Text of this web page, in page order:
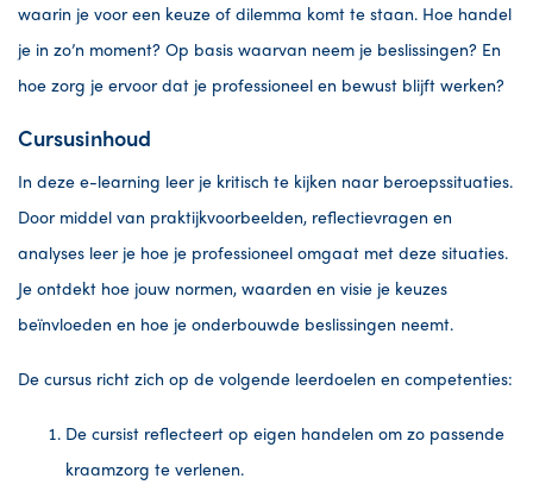
waarin je voor een keuze of dilemma komt te staan. Hoe handel
je in zo’n moment? Op basis waarvan neem je beslissingen? En
hoe zorg je ervoor dat je professioneel en bewust blijft werken?
Cursusinhoud
In deze e-learning leer je kritisch te kijken naar beroepssituaties.
Door middel van praktijkvoorbeelden, reflectievragen en
analyses leer je hoe je professioneel omgaat met deze situaties.
Je ontdekt hoe jouw normen, waarden en visie je keuzes
beïnvloeden en hoe je onderbouwde beslissingen neemt.
De cursus richt zich op de volgende leerdoelen en competenties:
De cursist reflecteert op eigen handelen om zo passende
kraamzorg te verlenen.